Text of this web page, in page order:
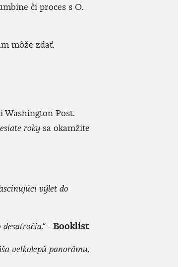
či proces s O.
môže zdať.
Washington Post.
roky sa okamžite
výlet do
- Booklist
veľkolepú panorámu,